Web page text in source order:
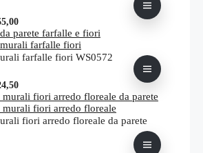
Fascia
di
prezzo:
da
€55,00
Questo
prodotto
ha
più
opzioni
possono
essere
scelte
farfalle fiori WS0572
Fascia
di
prezzo:
da
Questo
prodotto
ha
più
fiori arredo floreale da parete